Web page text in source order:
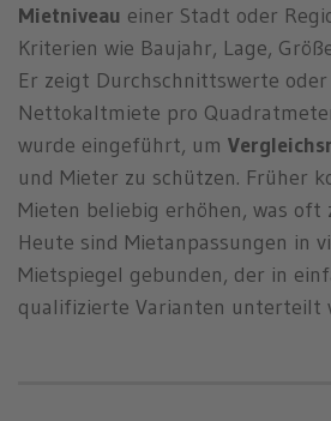
Mietniveau einer Stadt oder
Kriterien wie Baujahr, Lage,
Er zeigt Durchschnittswerte
Nettokaltmiete pro
wurde eingeführt, um
und Mieter zu schützen. Früher
Mieten beliebig erhöhen, was oft
Heute sind Mietanpassungen in
Mietspiegel gebunden, der in
qualifizierte Varianten unterteilt